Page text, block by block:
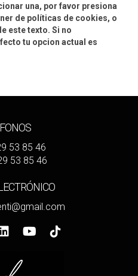
una, por favor presiona
de políticas de cookies, o
este texto. Si no
tu opcion actual es
53 85 46
53 85 46